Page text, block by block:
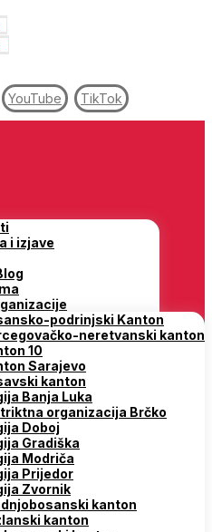
YouTube TikTok
i izjave
podrinjski Kanton
neretvanski kanton
10
Sarajevo
kanton
Banja Luka
organizacija Brčko
Doboj
Gradiška
Modriča
Prijedor
Zvornik
kanton
kanton